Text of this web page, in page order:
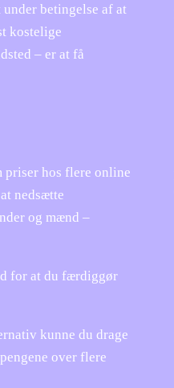
betingelse af at
kostelige
– er at få
hos flere online
nedsætte
og mænd –
for at du færdiggør
kunne du drage
over flere